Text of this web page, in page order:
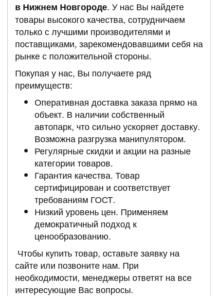
в Нижнем Новгороде. У нас Вы найдете
товары высокого качества, сотрудничаем
только с лучшими производителями и
поставщиками, зарекомендовавшими себя на
рынке с положительной стороны.
Покупая у нас, Вы получаете ряд
преимуществ:
Оперативная доставка заказа прямо на
объект. В наличии собственный
автопарк, что сильно ускоряет доставку.
Возможна разгрузка манипулятором.
Регулярные скидки и акции на разные
категории товаров.
Гарантия качества. Товар
сертифицирован и соответствует
требованиям ГОСТ.
Низкий уровень цен. Применяем
демократичный подход к
ценообразованию.
Чтобы купить товар, оставьте заявку на
сайте или позвоните нам. При
необходимости, менеджеры ответят на все
интересующие Вас вопросы.